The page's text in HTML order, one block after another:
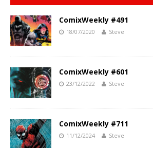
ComixWeekly #491
18/07/2020 Steve
ComixWeekly #601
23/12/2022 Steve
ComixWeekly #711
11/12/2024 Steve